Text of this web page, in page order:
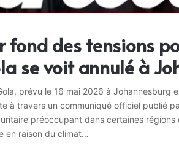
fond des tensions
se voit annulé à
prévu le 16 mai 2026 à Johannesburg
à travers un communiqué officiel publié
préoccupant dans certaines régions
en raison du climat…